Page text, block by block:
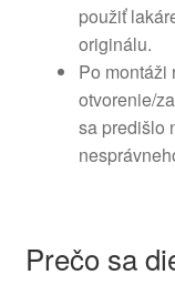
použiť
originálu.
Po montáži
otvorenie/
sa predišlo
Prečo sa